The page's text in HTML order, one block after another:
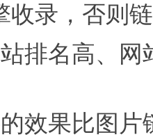
收录，否则
排名高、
效果比图